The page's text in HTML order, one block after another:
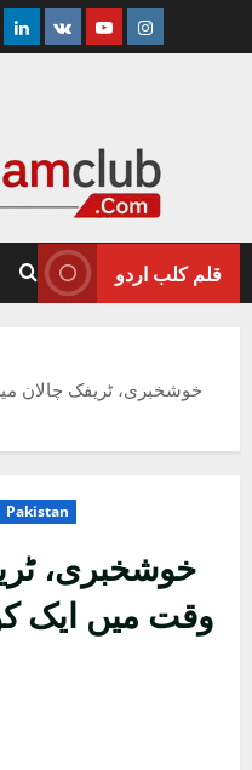
Linkedin
VK YoutubeInstagram
قلم کلب اردو
خوشخبری، ٹریفک چالان
Pakistan
خوشخبری،
وقت میں ایک